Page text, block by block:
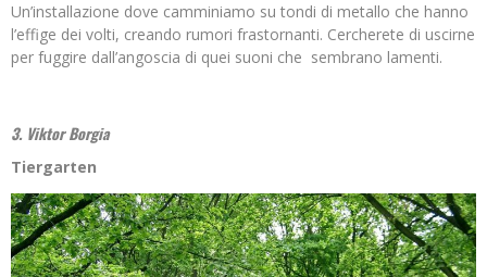
Un’installazione dove camminiamo su tondi di metallo che hanno
l’effige dei volti, creando rumori frastornanti. Cercherete di uscirne
per fuggire dall’angoscia di quei suoni che sembrano lamenti.
3. Viktor Borgia
Tiergarten